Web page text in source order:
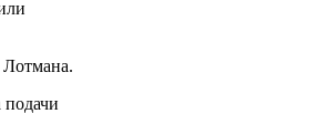
подачи